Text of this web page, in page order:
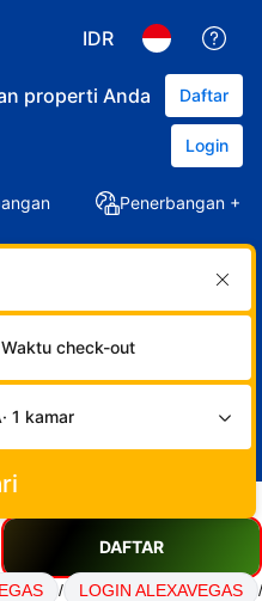
IDR
properti Anda Daftar
Login
Penerbangan +
Waktu check-out
1 kamar
DAFTAR
/ LOGIN ALEXAVEGAS
/